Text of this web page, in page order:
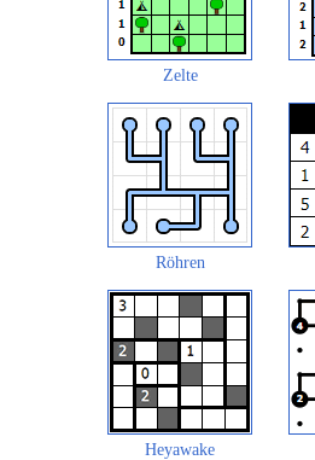
Zelte
Röhren
Heyawake